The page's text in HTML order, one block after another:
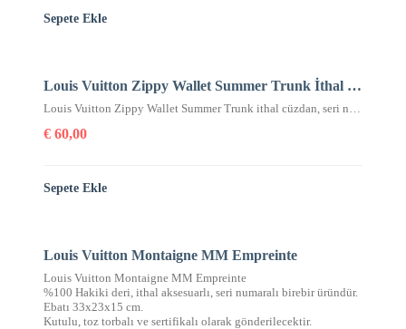
Sepete Ekle
Louis Vuitton Zippy Wallet Summer Trunk İthal Cüzdan
€ 60,00
Sepete Ekle
Louis Vuitton Montaigne MM Empreinte
Louis Vuitton Montaigne MM Empreinte
%100 Hakiki deri, ithal aksesuarlı, seri numaralı birebir üründür.
Ebatı 33x23x15 cm.
Kutulu, toz torbalı ve sertifikalı olarak gönderilecektir.